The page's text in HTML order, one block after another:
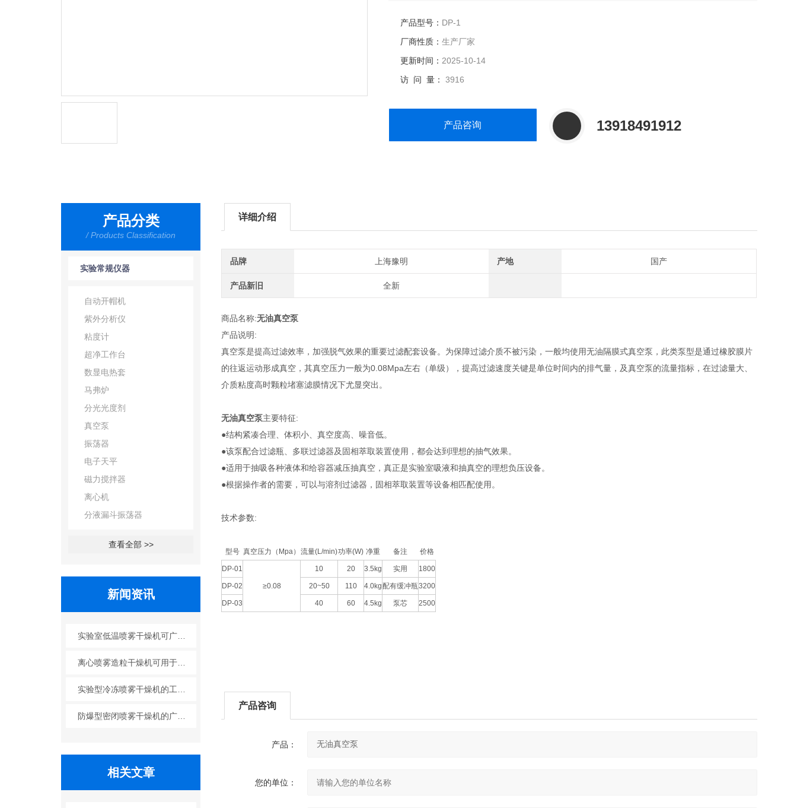
产品型号： DP-1
厂商性质： 生产厂家
更新时间： 2025-10-14
访 问 量： 3916
产品咨询 13918491912
产品分类
/ Products Classification
实验常规仪器
自动开帽机
紫外分析仪
粘度计
超净工作台
数显电热套
马弗炉
分光光度剂
真空泵
振荡器
电子天平
磁力搅拌器
离心机
分液漏斗振荡器
查看全部 >>
新闻资讯
实验室低温喷雾干燥机可广泛应用于哪些行业？
离心喷雾造粒干燥机可用于哪些行业？
防爆型密闭喷雾干燥机的广泛应用
相关文章
详细介绍
品牌 上海豫明 产地 国产
产品新旧 全新
商品名称:无油真空泵
产品说明:
真空泵是提高过滤效率，加强脱气效果的重要过滤配套设备。为保障过滤介质不被污染，一般均使用无油隔膜式真空泵，此类泵型是通过橡胶膜片
的往返运动形成真空，其真空压力一般为0.08Mpa左右（单级），提高过滤速度关键是单位时间内的排气量，及真空泵的流量指标，在过滤量大、
介质粘度高时颗粒堵塞滤膜情况下尤显突出。
无油真空泵主要特征:
●结构紧凑合理、体积小、真空度高、噪音低。
●该泵配合过滤瓶、多联过滤器及固相萃取装置使用，都会达到理想的抽气效果。
●适用于抽吸各种液体和给容器减压抽真空，真正是实验室吸液和抽真空的理想负压设备。
●根据操作者的需要，可以与溶剂过滤器，固相萃取装置等设备相匹配使用。
技术参数:
型号 真空压力（Mpa） 流量(L/min)功率(W) 净重 备注 价格
DP-01
≥0.08
10 20 3.5kg 实用 1800
DP-02 20~50 110 4.0kg 配有缓冲瓶3200
DP-03 40 60 4.5kg 泵芯 2500
产品咨询
产品：
您的单位：